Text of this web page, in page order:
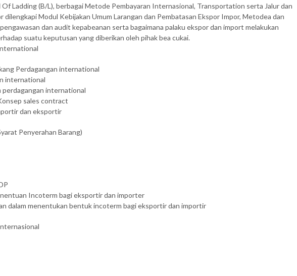
Ladding (B/L), berbagai Metode Pembayaran Internasional, Transportation serta Jalur dan
dilengkapi Modul Kebijakan Umum Larangan dan Pembatasan Ekspor Impor, Metodea dan
dan audit kepabeanan serta bagaimana palaku ekspor dan import melakukan
suatu keputusan yang diberikan oleh pihak bea cukai.
Perdagangan international
international
perdagangan international
sales contract
dan eksportir
Penyerahan Barang)
Incoterm bagi eksportir dan importer
dalam menentukan bentuk incoterm bagi eksportir dan importir